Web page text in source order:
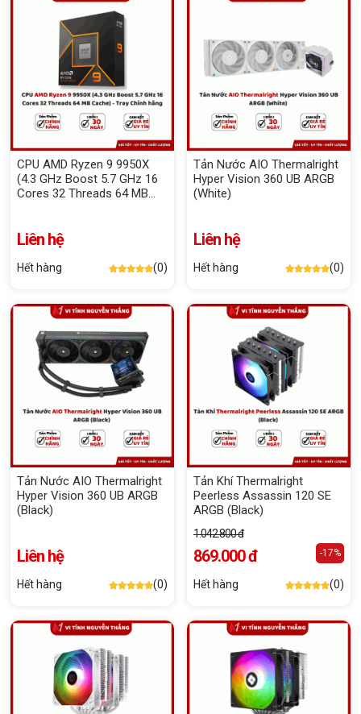
CPU AMD Ryzen 9 9950X
(4.3 GHz Boost 5.7 GHz 16
Cores 32 Threads 64 MB
Liên hệ
Hết hàng (0)
Tản Nước AIO Thermalright
Hyper Vision 360 UB ARGB
(White)
Liên hệ
Hết hàng (0)
Tản Nước AIO Thermalright
Hyper Vision 360 UB ARGB
(Black)
Liên hệ
Hết hàng (0)
Tản Khí Thermalright
Peerless Assassin 120 SE
ARGB (Black)
1.042.800 đ
869.000 đ -17%
Hết hàng (0)